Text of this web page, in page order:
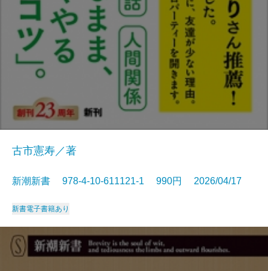
古市憲寿／著
新潮新書 978-4-10-611121-1 990円 2026/04/17
新書電子書籍あり